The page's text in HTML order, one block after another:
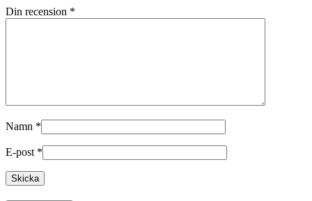
Din recension *
Namn *
E-post *